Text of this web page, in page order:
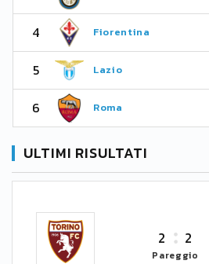
4 Fiorentina
5 Lazio
6 Roma
ULTIMI RISULTATI
2 2
Pareggio